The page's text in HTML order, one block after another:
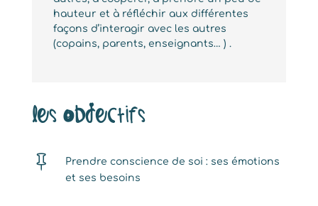
hauteur et à réfléchir aux différentes
façons d’interagir avec les autres
(copains, parents, enseignants… ) .
Les objectifs

Prendre conscience de soi : ses émotions
et ses besoins